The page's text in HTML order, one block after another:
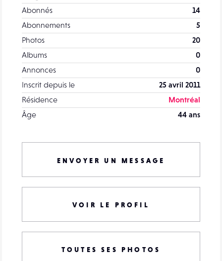
Abonnés
14
Abonnements
5
Photos
20
Albums
0
Annonces
0
Inscrit depuis le
25 avril 2011
Résidence
Montréal
Âge
44 ans
ENVOYER UN MESSAGE
VOIR LE PROFIL
TOUTES SES PHOTOS